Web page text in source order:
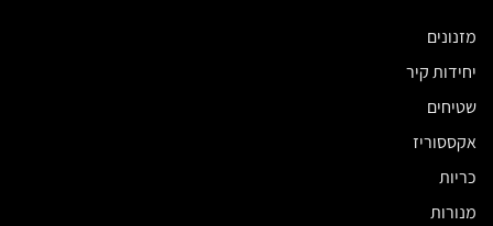
מזנונים
יחידות קיר
שטיחים
אקססוריז
כריות
מנורות